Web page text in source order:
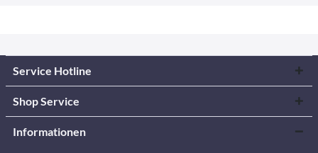
Service Hotline
Shop Service
Informationen